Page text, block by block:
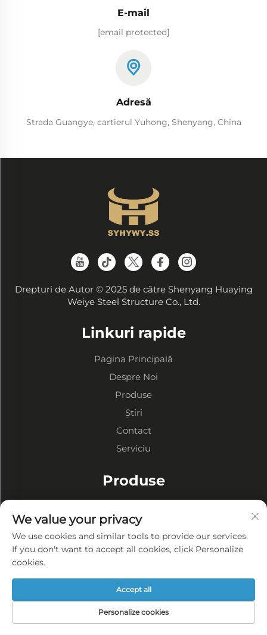
E-mail
[email protected]
Adresă
Strada Guangye, cartierul Yuhong, Shenyang, China
Drepturi de Autor © 2025 de către Shenyang Huaying
Weiye Steel Structure Co., Ltd.
Linkuri rapide
Pagina Principală
Despre Noi
Produse
Știri
Contact
Serviciu
Produse
Ateliere cu Structură Metalică
Clădiri cu Structură Metalică
DESPRE COMPANIE
Politica de confidențialitate
We value your privacy
We use cookies and similar tools to provide our services.
If you don't want to accept all cookies, click Personalize
cookies.
Personalize cookies
Accept all